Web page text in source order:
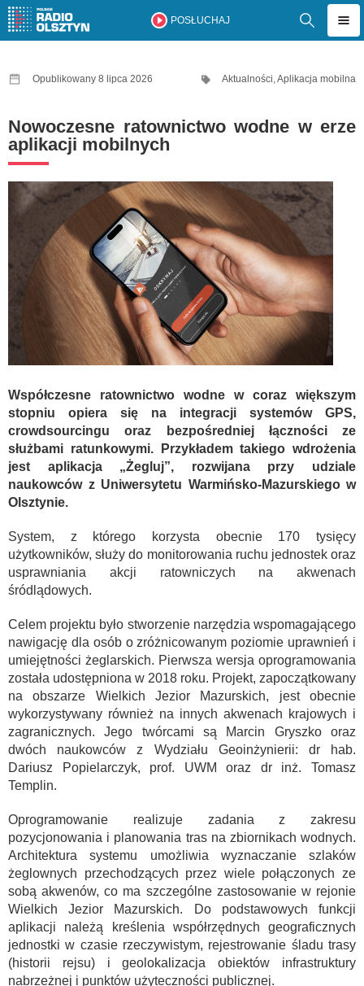
POSŁUCHAJ
Opublikowany 8 lipca 2026 Aktualności,Aplikacja mobilna
Nowoczesne ratownictwo wodne w erze
aplikacji mobilnych
Współczesne ratownictwo wodne w coraz większym
stopniu opiera się na integracji systemów GPS,
crowdsourcingu oraz bezpośredniej łączności ze
służbami ratunkowymi. Przykładem takiego wdrożenia
jest aplikacja „Żegluj”, rozwijana przy udziale
naukowców z Uniwersytetu Warmińsko-Mazurskiego w
Olsztynie.
System, z którego korzysta obecnie 170 tysięcy
użytkowników, służy do monitorowania ruchu jednostek oraz
usprawniania akcji ratowniczych na akwenach
śródlądowych.
Celem projektu było stworzenie narzędzia wspomagającego
nawigację dla osób o zróżnicowanym poziomie uprawnień i
umiejętności żeglarskich. Pierwsza wersja oprogramowania
została udostępniona w 2018 roku. Projekt, zapoczątkowany
na obszarze Wielkich Jezior Mazurskich, jest obecnie
wykorzystywany również na innych akwenach krajowych i
zagranicznych. Jego twórcami są Marcin Gryszko oraz
dwóch naukowców z Wydziału Geoinżynierii: dr hab.
Dariusz Popielarczyk, prof. UWM oraz dr inż. Tomasz
Templin.
Oprogramowanie realizuje zadania z zakresu
pozycjonowania i planowania tras na zbiornikach wodnych.
Architektura systemu umożliwia wyznaczanie szlaków
żeglownych przechodzących przez wiele połączonych ze
sobą akwenów, co ma szczególne zastosowanie w rejonie
Wielkich Jezior Mazurskich. Do podstawowych funkcji
aplikacji należą kreślenia współrzędnych geograficznych
jednostki w czasie rzeczywistym, rejestrowanie śladu trasy
(historii rejsu) i geolokalizacja obiektów infrastruktury
nabrzeżnej i punktów użyteczności publicznej.